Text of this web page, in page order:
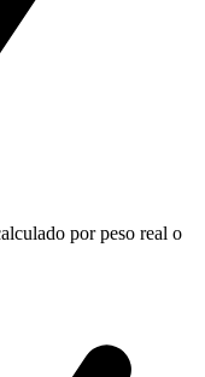
por peso real o